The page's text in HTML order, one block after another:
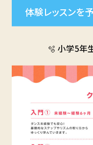
体験レッスンを
🫧 小学5年